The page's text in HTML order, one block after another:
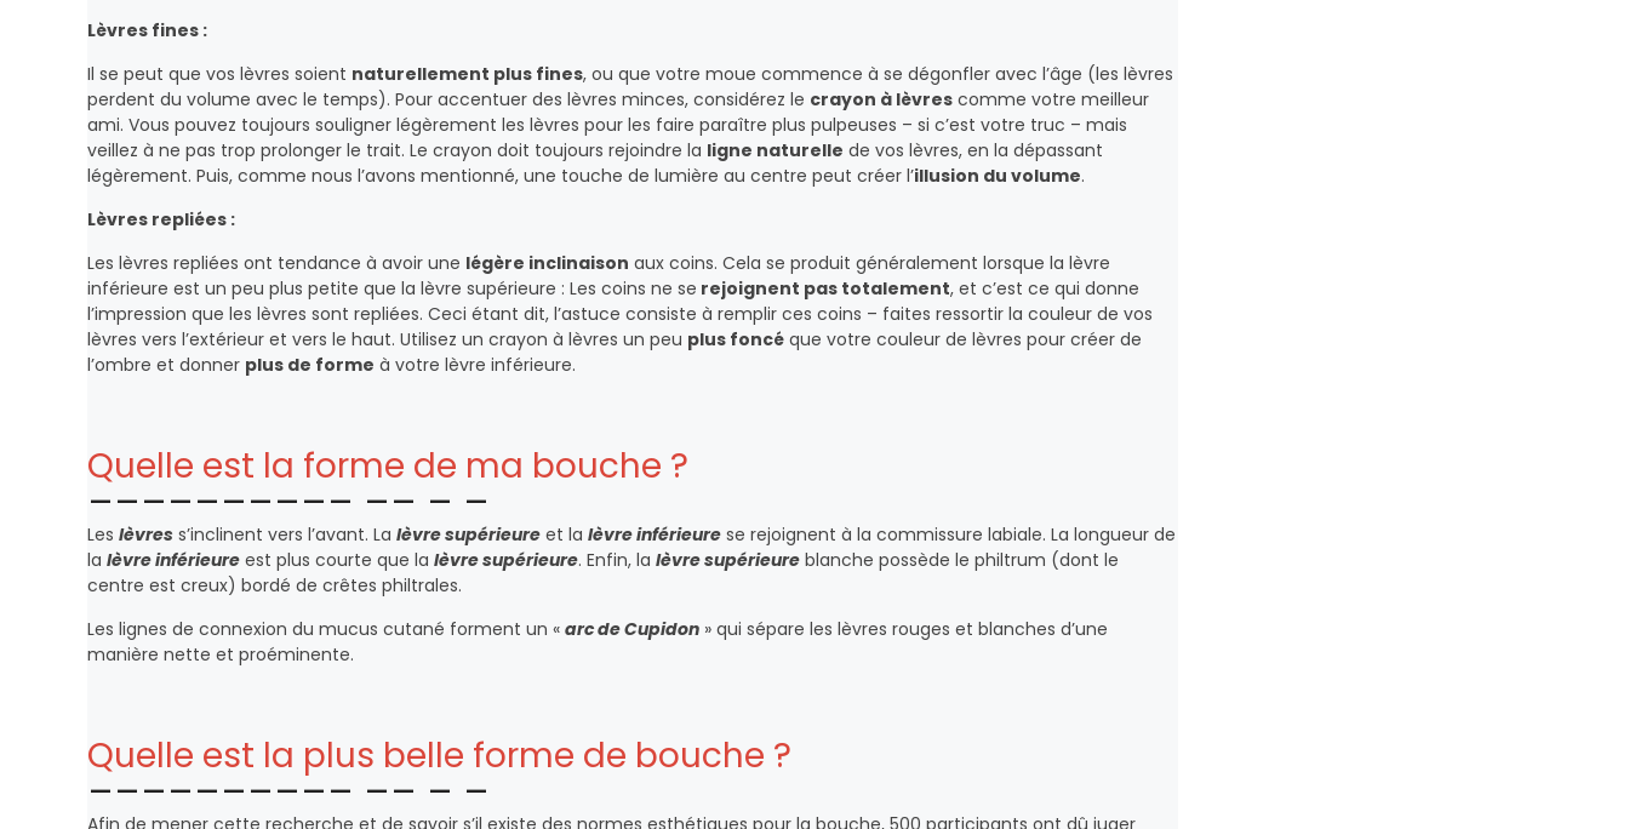
Lèvres fines :
Il se peut que vos lèvres soient naturellement plus fines, ou que votre moue commence à se dégonfler avec l’âge (les lèvres
perdent du volume avec le temps). Pour accentuer des lèvres minces, considérez le crayon à lèvres comme votre meilleur
ami. Vous pouvez toujours souligner légèrement les lèvres pour les faire paraître plus pulpeuses – si c’est votre truc – mais
veillez à ne pas trop prolonger le trait. Le crayon doit toujours rejoindre la ligne naturelle de vos lèvres, en la dépassant
légèrement. Puis, comme nous l’avons mentionné, une touche de lumière au centre peut créer l’illusion du volume.
Lèvres repliées :
Les lèvres repliées ont tendance à avoir une légère inclinaison aux coins. Cela se produit généralement lorsque la lèvre
inférieure est un peu plus petite que la lèvre supérieure : Les coins ne se rejoignent pas totalement, et c’est ce qui donne
l’impression que les lèvres sont repliées. Ceci étant dit, l’astuce consiste à remplir ces coins – faites ressortir la couleur de vos
lèvres vers l’extérieur et vers le haut. Utilisez un crayon à lèvres un peu plus foncé que votre couleur de lèvres pour créer de
l’ombre et donner plus de forme à votre lèvre inférieure.
Quelle est la forme de ma bouche ?
Les lèvres s’inclinent vers l’avant. La lèvre supérieure et la lèvre inférieure se rejoignent à la commissure labiale. La longueur de
la lèvre inférieure est plus courte que la lèvre supérieure. Enfin, la lèvre supérieure blanche possède le philtrum (dont le
centre est creux) bordé de crêtes philtrales.
Les lignes de connexion du mucus cutané forment un « arc de Cupidon » qui sépare les lèvres rouges et blanches d’une
manière nette et proéminente.
Quelle est la plus belle forme de bouche ?
Afin de mener cette recherche et de savoir s’il existe des normes esthétiques pour la bouche, 500 participants ont dû juger